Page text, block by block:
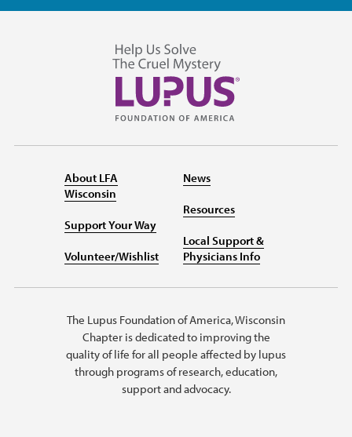
About LFA
Wisconsin
Support Your Way
Volunteer/Wishlist
News
Resources
Local Support &
Physicians Info
The Lupus Foundation of America, Wisconsin
Chapter is dedicated to improving the
quality of life for all people affected by lupus
through programs of research, education,
support and advocacy.